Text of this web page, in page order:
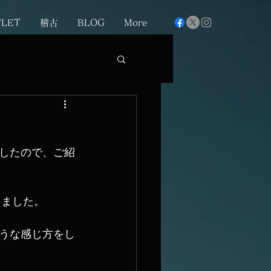
稽古 BLOG More
たので、ご紹
した。
な感じ方をし